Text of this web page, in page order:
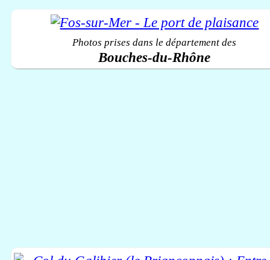
Photos prises dans le département des
Bouches-du-Rhône